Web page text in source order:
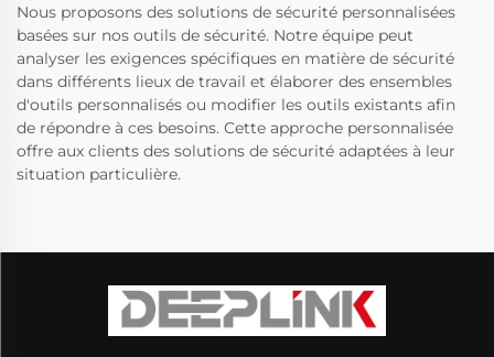
Nous proposons des solutions de sécurité personnalisées
basées sur nos outils de sécurité. Notre équipe peut
analyser les exigences spécifiques en matière de sécurité
dans différents lieux de travail et élaborer des ensembles
d'outils personnalisés ou modifier les outils existants afin
de répondre à ces besoins. Cette approche personnalisée
offre aux clients des solutions de sécurité adaptées à leur
situation particulière.